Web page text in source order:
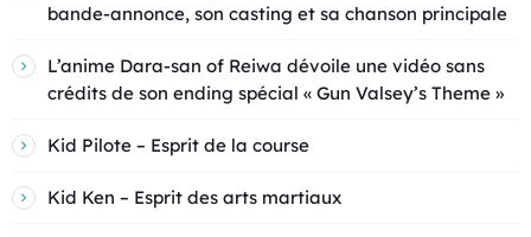
bande-annonce, son casting et sa chanson principale
L’anime Dara-san of Reiwa dévoile une vidéo sans
crédits de son ending spécial « Gun Valsey’s Theme »
Kid Pilote – Esprit de la course
Kid Ken – Esprit des arts martiaux